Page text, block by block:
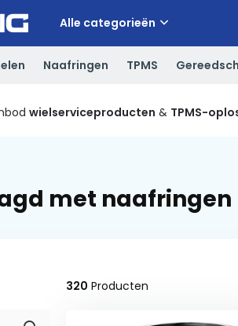
Alle categorieën
Naafringen TPMS
wielserviceproducten & TPMS-
met naafringen
320 Producten